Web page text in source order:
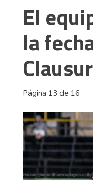
El
la
Página 13 de 16